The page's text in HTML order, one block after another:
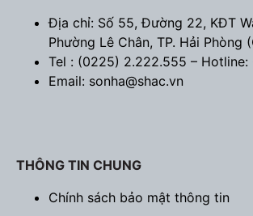
Địa chỉ: Số 55, Đường 22, KĐT
Phường Lê Chân, TP. Hải Phòng (
Tel : (0225) 2.222.555 –
Email: sonha@shac.vn
THÔNG TIN CHUNG
Chính sách bảo mật thông tin